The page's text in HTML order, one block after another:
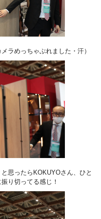
ラめっちゃぶれました・汗）
思ったらKOKUYOさん、ひと
り切ってる感じ！